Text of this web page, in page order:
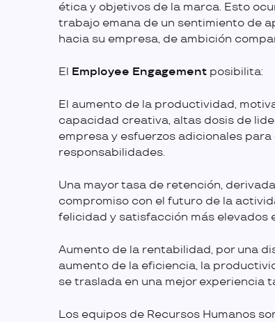
ética y objetivos de la marca. Esto
trabajo emana de un sentimiento de
hacia su empresa, de ambición
El Employee Engagement posibilita:
El aumento de la productividad,
capacidad creativa, altas dosis de
empresa y esfuerzos adicionales
responsabilidades.
Una mayor tasa de retención,
compromiso con el futuro de la
felicidad y satisfacción más elevados
Aumento de la rentabilidad, por una
aumento de la eficiencia, la
se traslada en una mejor experiencia
Los equipos de Recursos Humanos